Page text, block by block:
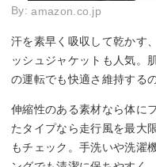
By:amazon.co.jp
汗を素早く吸収して乾かす
ッシュジャケットも人気。
の運転でも快適さ維持する
伸縮性のある素材なら体に
たタイプなら走行風を最大
もチェック。手洗いや洗濯